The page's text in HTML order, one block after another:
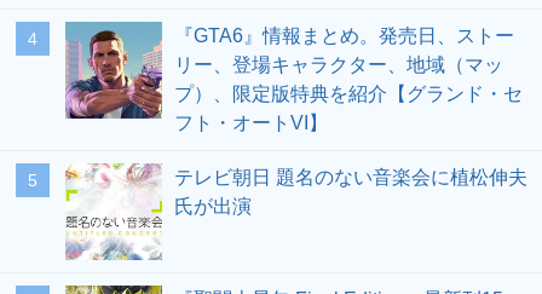
4
『GTA6』情報まとめ。発売日、ストー
リー、登場キャラクター、地域（マッ
プ）、限定版特典を紹介【グランド・セ
フト・オートVI】
5
テレビ朝日 題名のない音楽会に植松伸夫
氏が出演